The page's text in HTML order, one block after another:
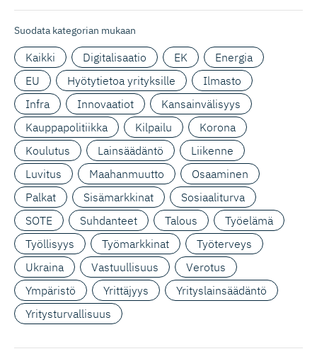
Suodata kategorian mukaan
Kaikki Digitalisaatio EK
Energia
EU
Hyötytietoa yrityksille
Ilmasto
Infra
Innovaatiot
Kansainvälisyys
Kauppapolitiikka
Kilpailu
Korona
Koulutus
Lainsäädäntö
Liikenne
Luvitus
Maahanmuutto
Osaaminen
Palkat
Sisämarkkinat
Sosiaaliturva
SOTE
Suhdanteet Talous
Työelämä
Työllisyys
Työmarkkinat
Työterveys
Ukraina
Vastuullisuus
Verotus
Ympäristö
Yrittäjyys
Yrityslainsäädäntö
Yritysturvallisuus